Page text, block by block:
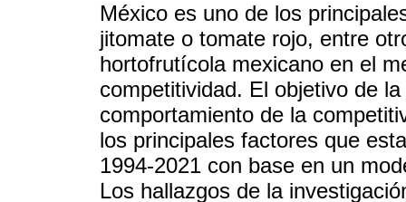
México es uno de los
jitomate o tomate rojo, entre
hortofrutícola mexicano en el
competitividad. El objetivo de
comportamiento de la
los principales factores que
1994-2021 con base en un
Los hallazgos de la